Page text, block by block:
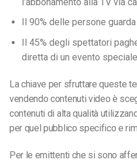
Il 90% delle persone
Il 45% degli spettatori
diretta di un evento speciale
La chiave per sfruttare queste
vendendo contenuti video è
contenuti di alta qualità
per quel pubblico specifico e
Per le emittenti che si sono